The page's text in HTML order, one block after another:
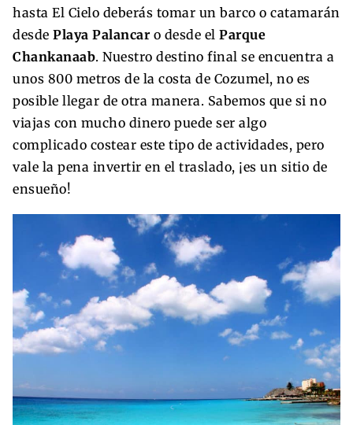
hasta El Cielo deberás tomar un barco o catamarán
desde Playa Palancaro desde el Parque
Chankanaab. Nuestro destino final se encuentra a
unos 800 metros de la costa de Cozumel, no es
posible llegar de otra manera. Sabemos que si no
viajas con mucho dinero puede ser algo
complicado costear este tipo de actividades, pero
vale la pena invertir en el traslado, ¡es un sitio de
ensueño!